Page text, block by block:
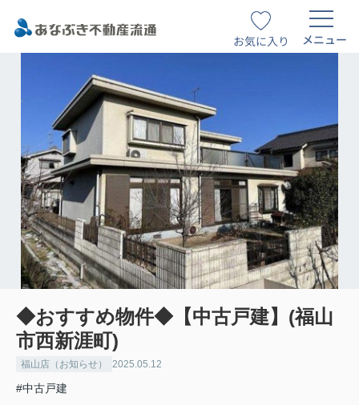
お気に入り メニュー
◆おすすめ物件◆【中古戸建】(福山
市西新涯町)
福山店（お知らせ） 2025.05.12
#中古戸建